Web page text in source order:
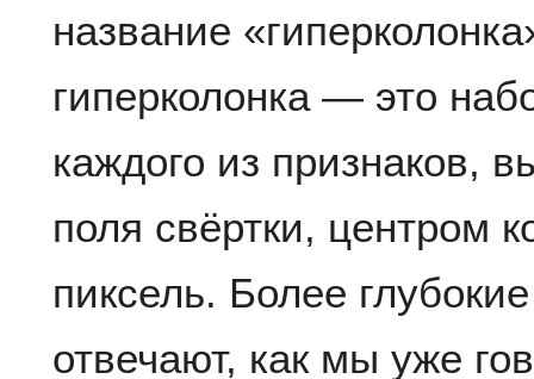
название
гиперколонка — это
каждого из признаков,
поля свёртки, центром
пиксель. Более
отвечают, как мы уже